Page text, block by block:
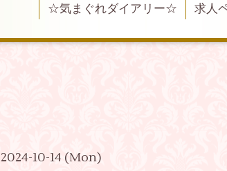
☆気まぐれダイアリー☆
求人
2024-10-14 (Mon)